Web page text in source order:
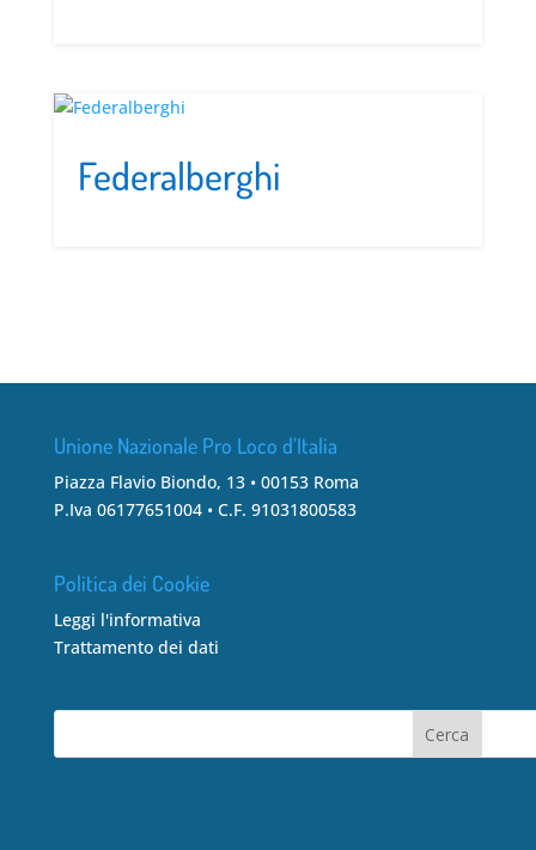
Federalberghi
Unione Nazionale Pro Loco d’Italia
Piazza Flavio Biondo, 13 • 00153 Roma
P.Iva 06177651004 • C.F. 91031800583
Politica dei Cookie
Leggi l'informativa
Trattamento dei dati
Cerca